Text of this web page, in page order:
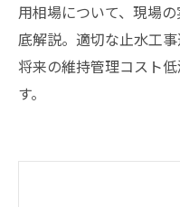
用相場について、現場
底解説。適切な止水工
将来の維持管理コスト
す。